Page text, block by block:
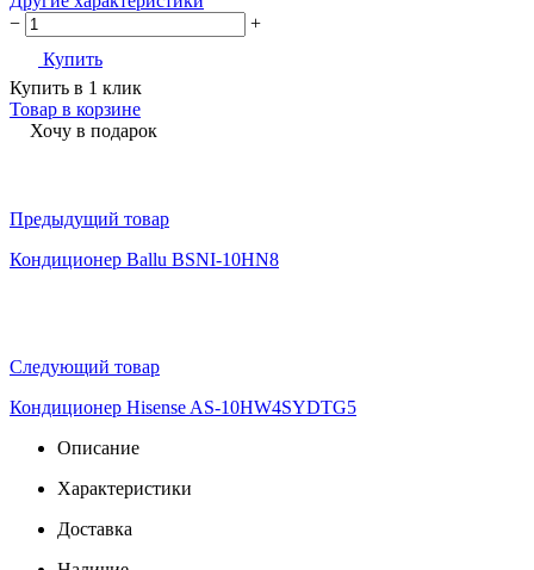
−
+
Купить
Купить в 1 клик
Товар в корзине
Хочу в подарок
Предыдущий товар
Кондиционер Ballu BSNI-10HN8
Следующий товар
Кондиционер Hisense AS-10HW4SYDTG5
Описание
Характеристики
Доставка